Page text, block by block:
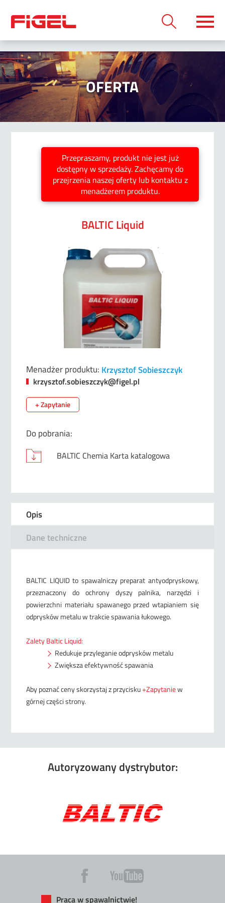
OFERTA
Przepraszamy, produkt nie jest już
dostępny w sprzedaży. Zachęcamy do
przejrzenia naszej oferty lub kontaktu z
menadżerem produktu.
BALTIC Liquid
Menadżer produktu: Krzysztof Sobieszczyk
krzysztof.sobieszczyk@figel.pl
+ Zapytanie
Do pobrania:
BALTIC Chemia Karta katalogowa
Opis
Dane techniczne
BALTIC LIQUID to spawalniczy preparat antyodpryskowy,
przeznaczony do ochrony dyszy palnika, narzędzi i
powierzchni materiału spawanego przed wtapianiem się
odprysków metalu w trakcie spawania łukowego.
Zalety Baltic Liquid:
Redukuje przyleganie odprysków metalu
Zwiększa efektywność spawania
Aby poznać ceny skorzystaj z przycisku+Zapytaniew
górnej części strony.
Autoryzowany dystrybutor:
Praca w spawalnictwie!